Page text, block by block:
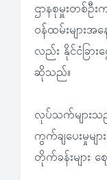
ဌာနစုမှူးတစ်ဦ
ဝန်ထမ်းများအ
လည်း နိုင်ငံခြာ
ဆိုသည်။
လုပ်သက်များသ
ကွက်ချပေးမှုမျ
တိုက်ခန်းများ